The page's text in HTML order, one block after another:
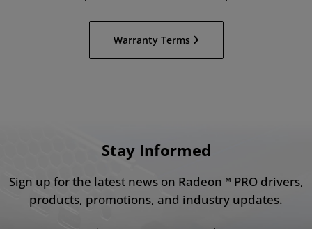
Warranty Terms
Stay Informed
Sign up for the latest news on Radeon™ PRO drivers,
products, promotions, and industry updates.